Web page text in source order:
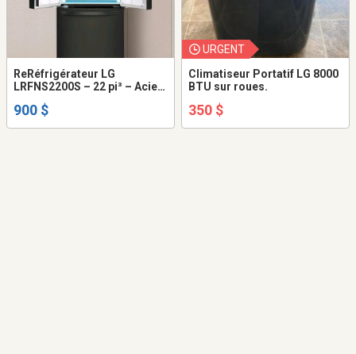
ReRéfrigérateur LG
LRFNS2200S – 22 pi³ – Acier
900 $
URGENT
Climatiseur Portatif LG 8000
BTU sur roues.
350 $